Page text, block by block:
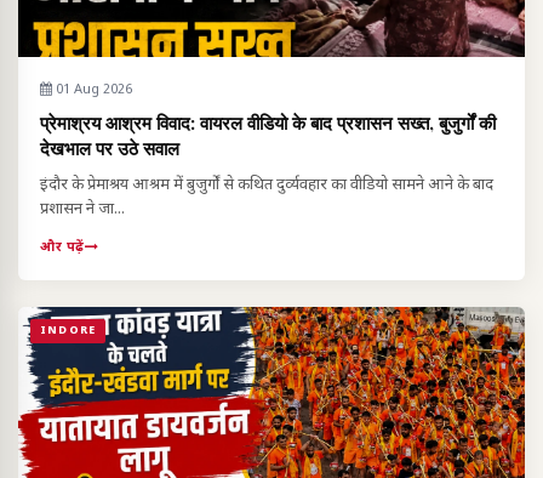
01 Aug 2026
प्रेमाश्रय आश्रम विवाद: वायरल वीडियो के बाद प्रशासन सख्त, बुजुर्गों की
देखभाल पर उठे सवाल
इंदौर के प्रेमाश्रय आश्रम में बुजुर्गों से कथित दुर्व्यवहार का वीडियो सामने आने के बाद
प्रशासन ने जा...
और पढ़ें
INDORE